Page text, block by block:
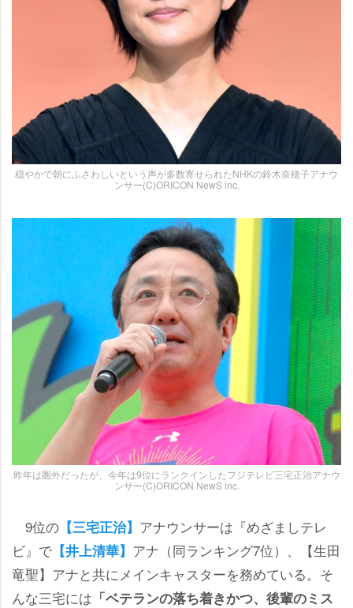
穏やかで朝にふさわしいという声が多数寄せられたNHKの鈴木奈穂子アナウ
ンサー(C)ORICON NewS inc.
昨年は圏外だったが、今年は9位にランクインしたフジテレビ三宅正治アナウ
ンサー(C)ORICON NewS inc.
9位の 【三宅正治】 アナウンサーは『めざましテレ
ビ』で 【井上清華】 アナ（同ランキング7位）、【生田
竜聖】アナと共にメインキャスターを務めている。そ
んな三宅には 「ベテランの落ち着きかつ、後輩のミス